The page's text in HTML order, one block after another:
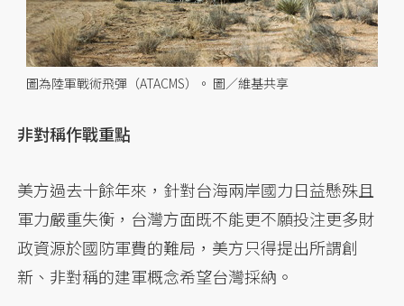
圖為陸軍戰術飛彈（ATACMS）。 圖／維基共享
非對稱作戰重點
美方過去十餘年來，針對台海兩岸國力日益懸殊且
軍力嚴重失衡，台灣方面既不能更不願投注更多財
政資源於國防軍費的難局，美方只得提出所謂創
新、非對稱的建軍概念希望台灣採納。